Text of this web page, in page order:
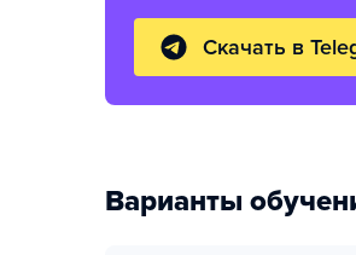
Скачать в
Варианты